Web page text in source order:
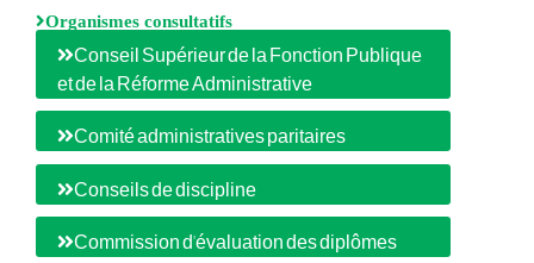
Organismes consultatifs
Conseil Supérieur de la Fonction Publique
et de la Réforme Administrative
Comité administratives paritaires
Conseils de discipline
Commission d'évaluation des diplômes